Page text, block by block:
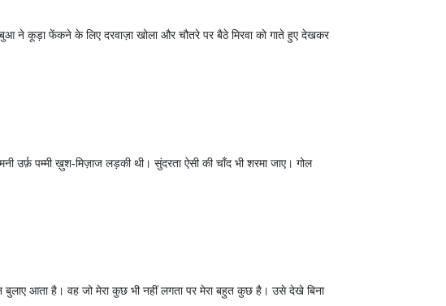
ने कूड़ा फेंकने के लिए दरवाज़ा खोला और चौतरे पर बैठे मिरवा को गाते हुए देखकर
उर्फ़ पम्मी ख़ुश-मिज़ाज लड़की थी। सुंदरता ऐसी की चाँद भी शरमा जाए। गोल
आता है। वह जो मेरा कुछ भी नहीं लगता पर मेरा बहुत कुछ है। उसे देखे बिना